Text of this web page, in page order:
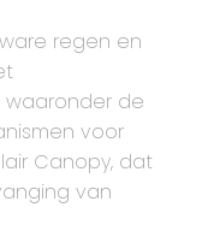
regen en
de
voor
Canopy, dat
van